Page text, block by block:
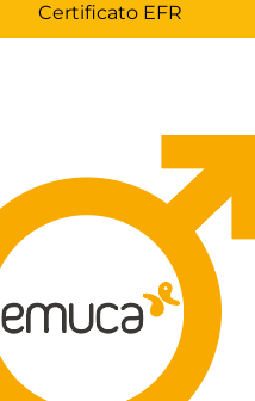
Certificato EFR